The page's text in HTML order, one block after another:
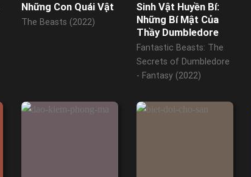
Những Con Quái Vật
The Beasts (2022)
Sinh Vật Huyền Bí:
Những Bí Mật Của
Thầy Dumbledore
Fantastic Beasts: The
Secrets of Dumbledore
- Fantasy (2022)